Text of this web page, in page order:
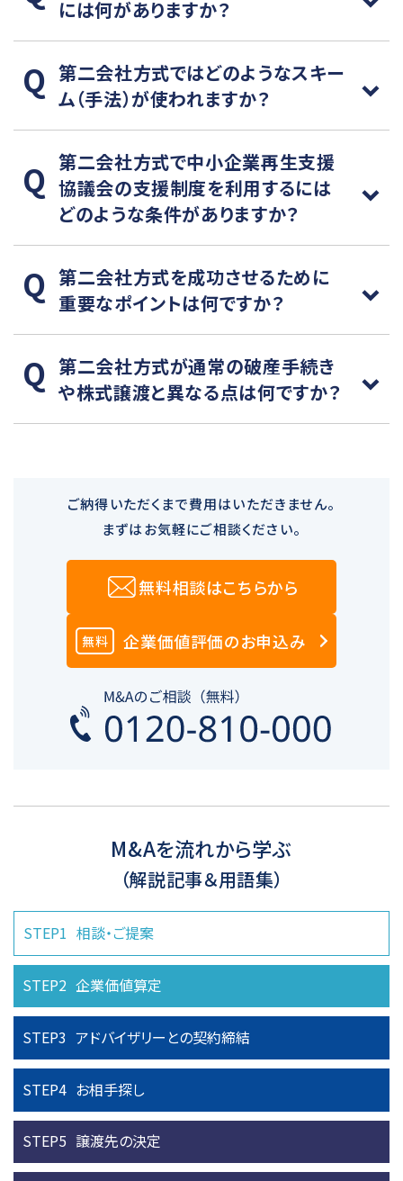
には何がありますか？
第二会社方式ではどのようなスキー
ム（手法）が使われますか？
第二会社方式で中小企業再生支援
協議会の支援制度を利用するには
どのような条件がありますか？
第二会社方式を成功させるために
重要なポイントは何ですか？
第二会社方式が通常の破産手続き
や株式譲渡と異なる点は何ですか？
ご納得いただくまで費用はいただきません。
まずはお気軽にご相談ください。
無料相談はこちらから
無料 企業価値評価のお申込み
M&Aを流れから学ぶ
（解説記事＆用語集）
STEP1 相談・ご提案
STEP2 企業価値算定
STEP3 アドバイザリーとの契約締結
STEP4 お相手探し
STEP5 譲渡先の決定